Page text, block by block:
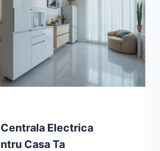
Electrica
Casa Ta